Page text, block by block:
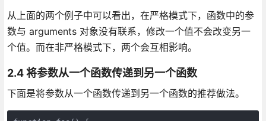
从上面的两个例子中可以看出，在严格模式下，函数中的参
数与 arguments 对象没有联系，修改一个值不会改变另一
个值。而在非严格模式下，两个会互相影响。
2.4 将参数从一个函数传递到另一个函数
下面是将参数从一个函数传递到另一个函数的推荐做法。